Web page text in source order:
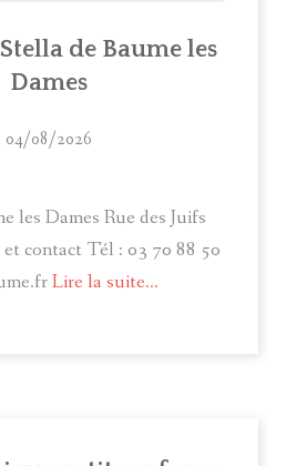
de Baume les
Dames
04/08/2026
les Dames Rue des Juifs
et contact Tél : 03 70 88 50
Lire la suite...